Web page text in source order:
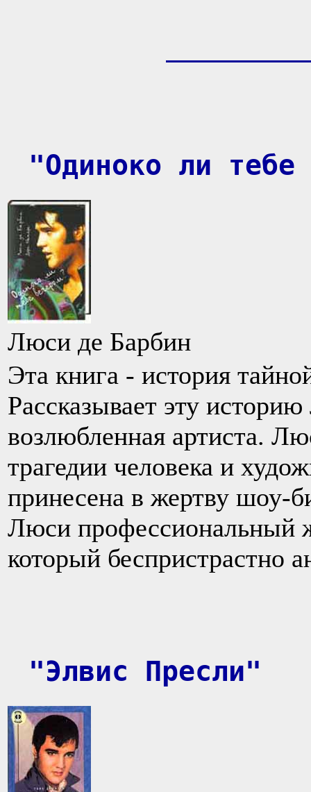
"Одиноко ли тебе
Люси де Барбин
Эта книга - история
Рассказывает эту
возлюбленная артиста.
трагедии человека и
принесена в жертву шоу-
Люси профессиональный
который беспpистpастно
"Элвис Пресли"